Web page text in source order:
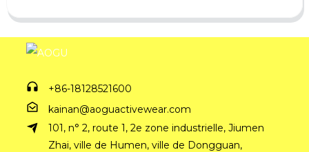
+86-18128521600
kainan@aoguactivewear.com
101, n° 2, route 1, 2e zone industrielle, Jiumen
Zhai, ville de Humen, ville de Dongguan,